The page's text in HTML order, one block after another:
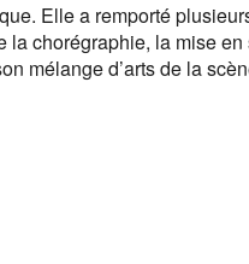
Elle a remporté
la chorégraphie, la mise
mélange d’arts de la